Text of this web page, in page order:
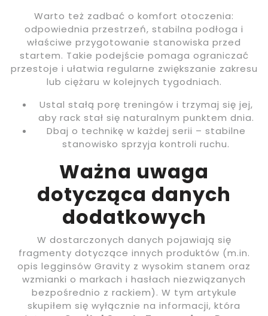
Warto też zadbać o komfort otoczenia:
odpowiednia przestrzeń, stabilna podłoga i
właściwe przygotowanie stanowiska przed
startem. Takie podejście pomaga ograniczać
przestoje i ułatwia regularne zwiększanie zakresu
lub ciężaru w kolejnych tygodniach.
Ustal stałą porę treningów i trzymaj się jej,
aby rack stał się naturalnym punktem dnia.
Dbaj o technikę w każdej serii – stabilne
stanowisko sprzyja kontroli ruchu.
Ważna uwaga
dotycząca danych
dodatkowych
W dostarczonych danych pojawiają się
fragmenty dotyczące innych produktów (m.in.
opis legginsów Gravity z wysokim stanem oraz
wzmianki o markach i hasłach niezwiązanych
bezpośrednio z rackiem). W tym artykule
skupiłem się wyłącznie na informacji, która